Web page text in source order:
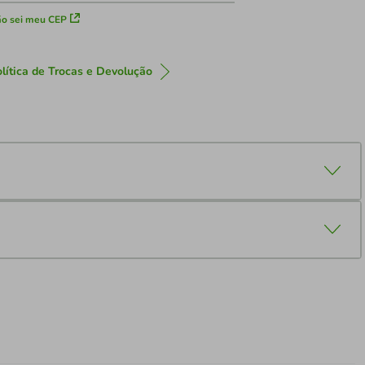
sei meu CEP
de Trocas e Devolução